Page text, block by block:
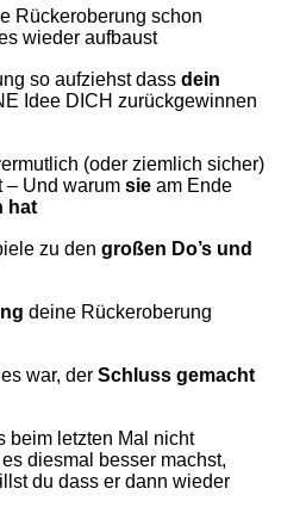
Rückeroberung schon
wieder aufbaust
so aufziehst dass dein
Idee DICH zurückgewinnen
(oder ziemlich sicher)
– Und warum sie am Ende
hat
zu den großen Do’s und
deine Rückeroberung
es war, der Schluss gemacht
beim letzten Mal nicht
diesmal besser machst,
du dass er dann wieder